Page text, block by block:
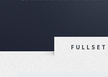
FULLSET